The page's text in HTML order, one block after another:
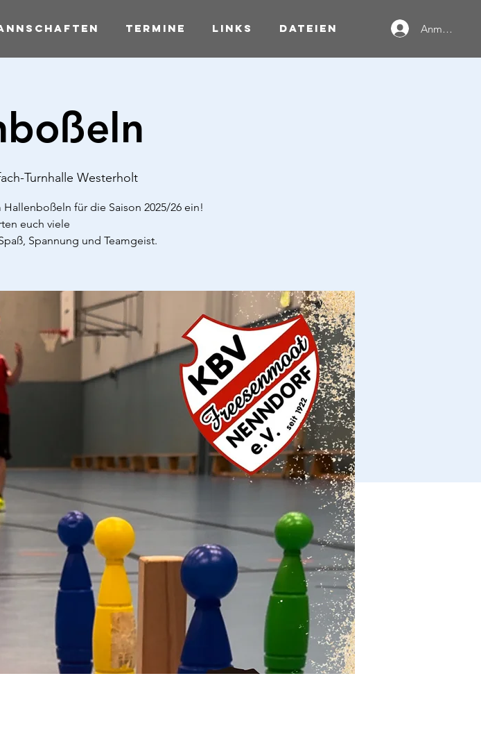
Termine Links Dateien Anmelden
Turnhalle Westerholt
für die Saison 2025/26 ein!
euch viele
Spannung und Teamgeist.